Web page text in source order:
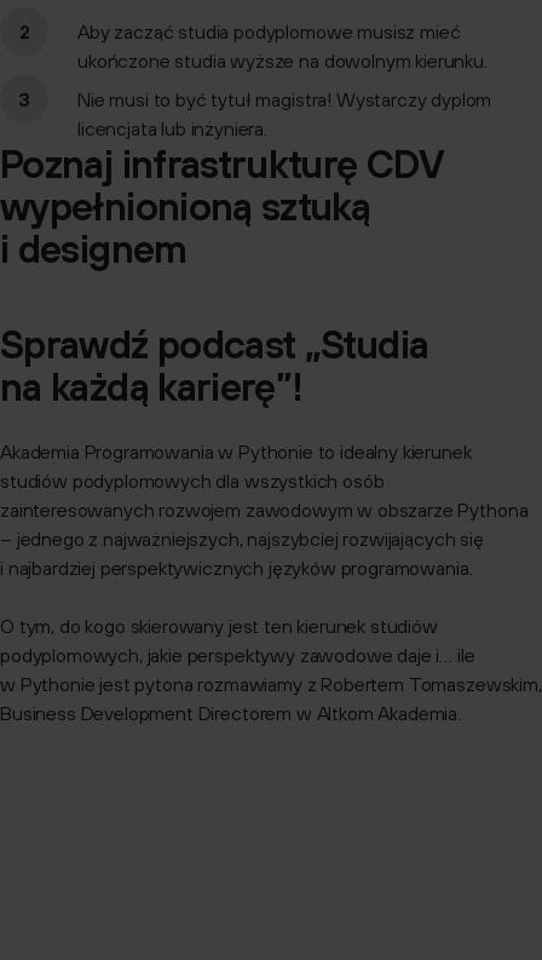
Aby zacząć studia podyplomowe musisz mieć
ukończone studia wyższe na dowolnym kierunku.
Nie musi to być tytuł magistra! Wystarczy dyplom
licencjata lub inżyniera.
Poznaj infrastrukturę CDV
wypełnionioną sztuką
i designem
Sprawdź podcast „Studia
na każdą karierę”!
Akademia Programowania w Pythonie to idealny kierunek
studiów podyplomowych dla wszystkich osób
zainteresowanych rozwojem zawodowym w obszarze Pythona
– jednego z najważniejszych, najszybciej rozwijających się
i najbardziej perspektywicznych języków programowania.
O tym, do kogo skierowany jest ten kierunek studiów
podyplomowych, jakie perspektywy zawodowe daje i… ile
w Pythonie jest pytona rozmawiamy z Robertem Tomaszewskim,
Business Development Directorem w Altkom Akademia.